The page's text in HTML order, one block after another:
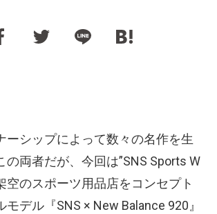
ーシップによって数々の名作を生
の両者だが、今回は”SNS Sports W
空のスポーツ用品店をコンセプト
デル『SNS × New Balance 920』